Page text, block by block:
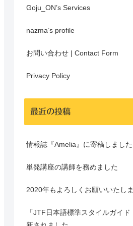
Goju_ON’s Services
nazma’s profile
お問い合わせ | Contact Form
Privacy Policy
最近の投稿
情報誌『Amelia』に寄稿しました
単発講座の講師を務めました
2020年もよろしくお願いいたし
「JTF日本語標準スタイルガイ